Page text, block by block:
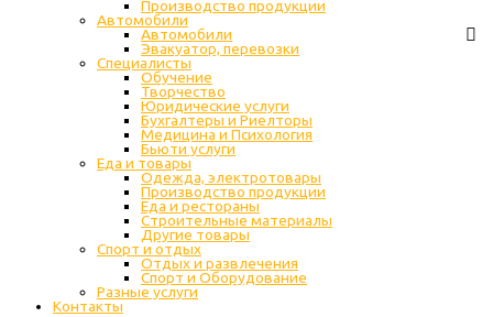
Производство продукции
Автомобили
Автомобили
Эвакуатор, перевозки
Специалисты
Обучение
Творчество
Юридические услуги
Бухгалтеры и Риелторы
Медицина и Психология
Бьюти услуги
Еда и товары
Одежда, электротовары
Производство продукции
Еда и рестораны
Строительные материалы
Другие товары
Спорт и отдых
Отдых и развлечения
Спорт и Оборудование
Разные услуги
Контакты